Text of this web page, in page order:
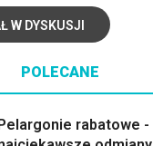
W DYSKUSJI
POLECANE
rabatowe -